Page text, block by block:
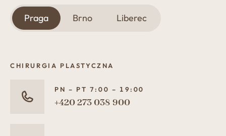
Praga Brno Liberec
CHIRURGIA PLASTYCZNA
PN – PT 7:00 – 19:00
+420 273 038 900